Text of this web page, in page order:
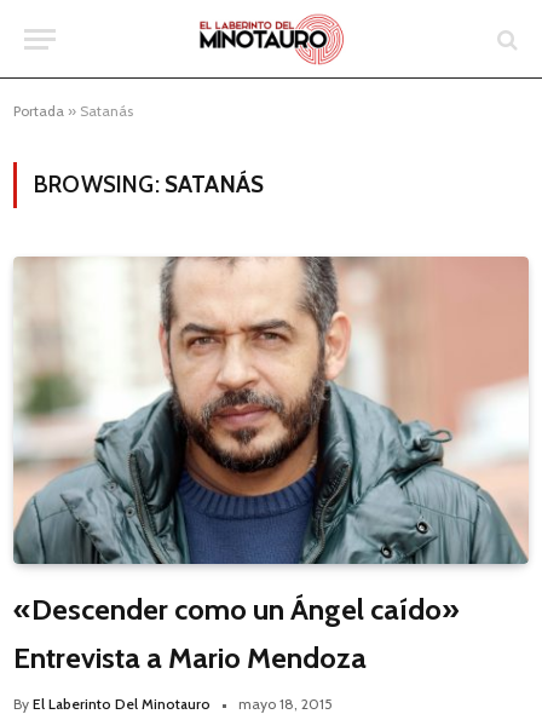
Portada » Satanás
BROWSING: SATANÁS
«Descender como un Ángel caído»
Entrevista a Mario Mendoza
By El Laberinto Del Minotauro mayo 18, 2015